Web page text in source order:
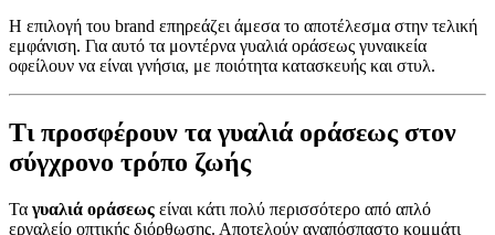
Η επιλογή του brand επηρεάζει άμεσα το αποτέλεσμα στην τελική
εμφάνιση. Για αυτό τα μοντέρνα γυαλιά οράσεως γυναικεία
οφείλουν να είναι γνήσια, με ποιότητα κατασκευής και στυλ.
Τι προσφέρουν τα γυαλιά οράσεως στον
σύγχρονο τρόπο ζωής
Τα γυαλιά οράσεως είναι κάτι πολύ περισσότερο από απλό
εργαλείο οπτικής διόρθωσης. Αποτελούν αναπόσπαστο κομμάτι